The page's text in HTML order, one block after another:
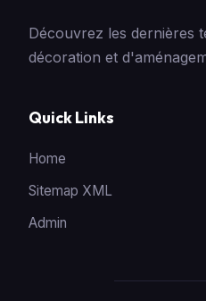
Découvrez les dernières
décoration et
Quick Links
Home
Sitemap XML
Admin